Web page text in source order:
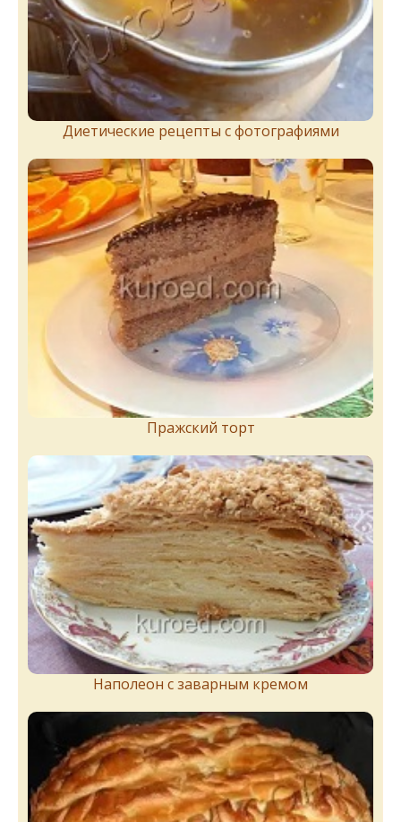
Диетические рецепты с фотографиями
Пражский торт
Наполеон с заварным кремом